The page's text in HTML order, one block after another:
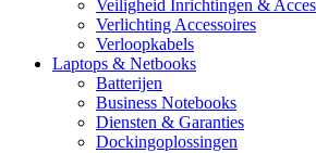
Veiligheid Inrichtingen &
Verlichting Accessoires
Verloopkabels
Laptops & Netbooks
Batterijen
Business Notebooks
Diensten & Garanties
Dockingoplossingen